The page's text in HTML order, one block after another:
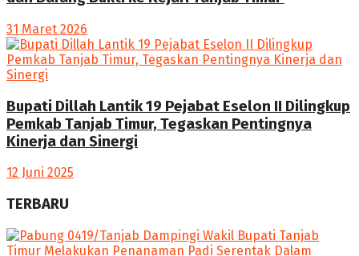
31 Maret 2026
Bupati Dillah Lantik 19 Pejabat Eselon II Dilingkup
Pemkab Tanjab Timur, Tegaskan Pentingnya
Kinerja dan Sinergi
12 Juni 2025
TERBARU